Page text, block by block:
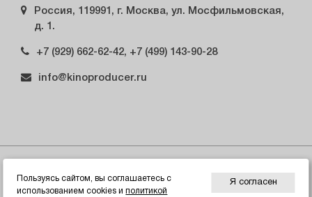
Россия, 119991, г. Москва, ул. Мосфильмовская,
д. 1.
+7 (929) 662-62-42, +7 (499) 143-90-28
info@kinoproducer.ru
© 2026 Гильдия продюсеров России
Пользуясь сайтом, вы соглашаетесь с
использованием cookies иполитикой
Я согласен